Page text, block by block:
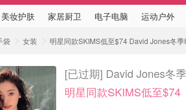
美妆护肤 家居厨卫 电子电脑 运动户外
袋 女装 明星同款SKIMS低至$74 David Jones冬
[已过期] David Jones冬
明星同款SKIMS低至$74